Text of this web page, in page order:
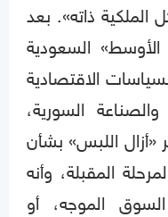
ذاته». بعد
السعودية
الاقتصادية
السورية،
«أزال اللبس» بشأن
المقبلة، وأنه
الموجه، أو